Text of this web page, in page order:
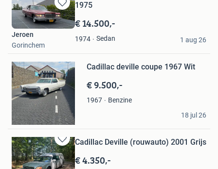
Bewaren
in
Mijn
Favorieten
1975
€ 14.500,-
1974 Sedan
Jeroen
Gorinchem
1 aug 26
in
Mijn
Favorieten
Cadillac deville coupe 1967 Wit
€ 9.500,-
1967
Benzine
RH-Cars
Apeldoorn
18 jul 26
Bewaren
in
Mijn
Cadillac Deville (rouwauto) 2001 Grijs
€ 4.350,-